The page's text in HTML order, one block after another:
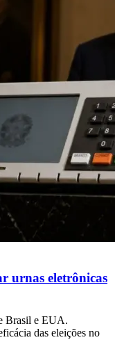
urnas eletrônicas
Brasil e EUA.
das eleições no